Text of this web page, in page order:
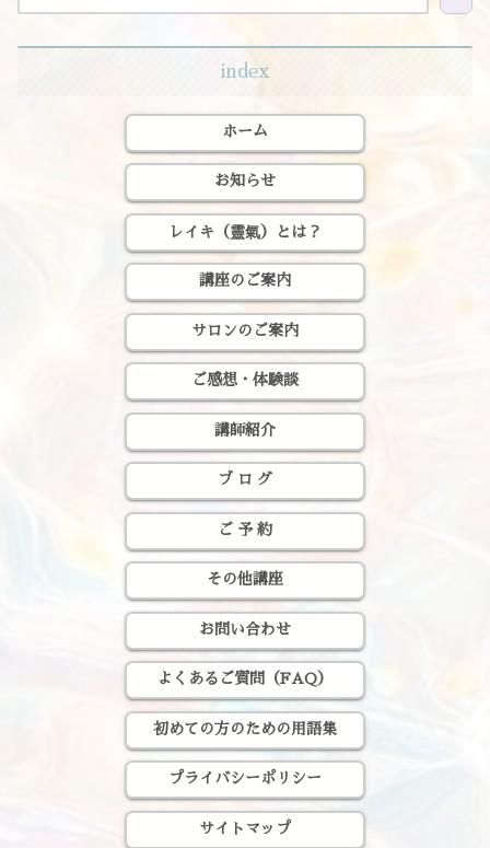
index
ホーム
お知らせ
レイキ（靈氣）とは？
講座のご案内
サロンのご案内
ご感想・体験談
講師紹介
ブ ロ グ
ご 予 約
その他講座
お問い合わせ
よくあるご質問（FAQ）
初めての方のための用語集
プライバシーポリシー
サイトマップ